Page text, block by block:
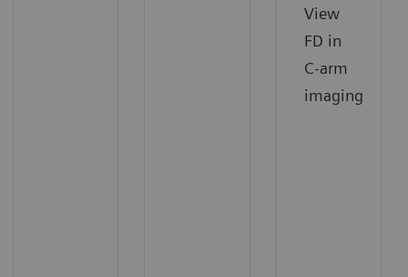
View
FD in
C-arm
imaging